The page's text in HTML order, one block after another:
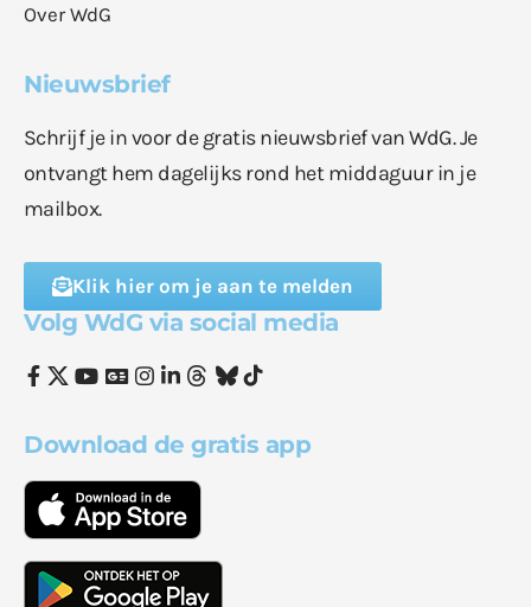
Over WdG
Nieuwsbrief
Schrijf je in voor de gratis nieuwsbrief van WdG. Je
ontvangt hem dagelijks rond het middaguur in je
mailbox.
Klik hier om je aan te melden
Volg WdG via social media
Download de gratis app